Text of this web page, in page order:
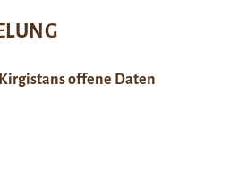
Kirgistans offene Daten